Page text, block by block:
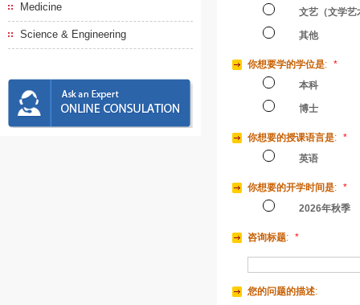
Medicine
Science & Engineering
文艺（文学艺
其他
你想要学的学位是: *
本科
博士
你想要的授课语言是: *
英语
你想要的开学时间是: *
2026年秋季
咨询标题: *
您的问题的描述: